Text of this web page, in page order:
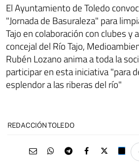
El Ayuntamiento de Toledo
"Jornada de Basuraleza" para
Tajo en colaboración con clubes y
concejal del Río Tajo,
Rubén Lozano anima a toda la
participar en esta iniciativa "para
esplendor a las riberas del río"
REDACCIÓN TOLEDO